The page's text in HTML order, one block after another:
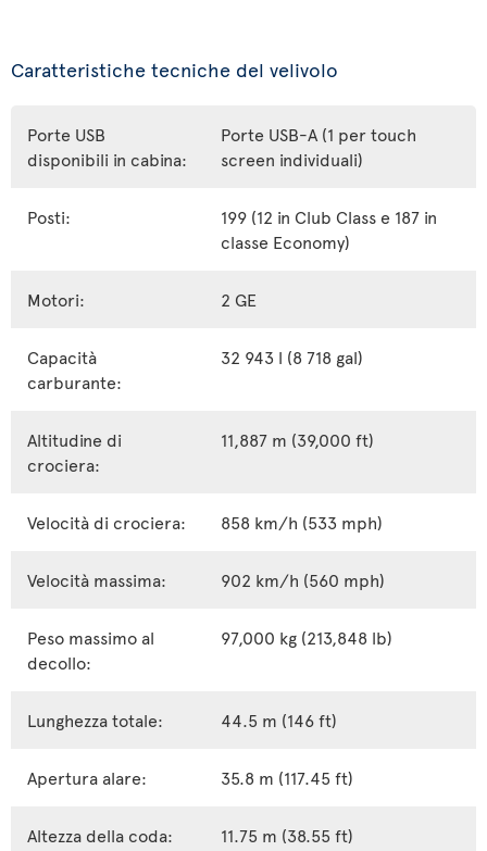
Caratteristiche tecniche del velivolo
Porte USB
disponibili in cabina:
Porte USB-A (1 per touch
screen individuali)
Posti:
199 (12 in Club Class e 187 in
classe Economy)
Motori: 2 GE
Capacità
carburante:
32 943 l (8 718 gal)
Altitudine di
crociera:
11,887 m (39,000 ft)
Velocità di crociera: 858 km/h (533 mph)
Velocità massima: 902 km/h (560 mph)
Peso massimo al
decollo:
97,000 kg (213,848 lb)
Lunghezza totale: 44.5 m (146 ft)
Apertura alare: 35.8 m (117.45 ft)
Altezza della coda: 11.75 m (38.55 ft)